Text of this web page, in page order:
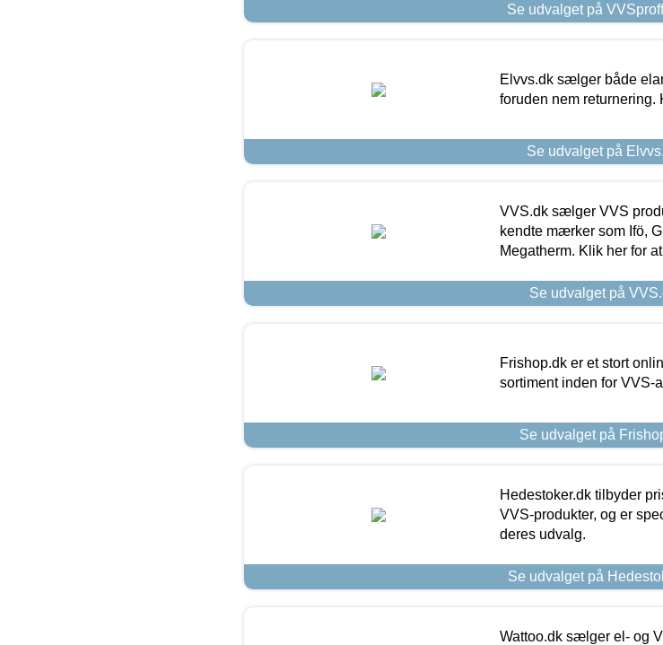
Se udvalget på
Elvvs.dk sælger både
foruden nem returnering.
Se udvalget på
VVS.dk sælger VVS
kendte mærker som Ifö,
Megatherm. Klik her for
Se udvalget på
Frishop.dk er et stort
sortiment inden for VVS-
Se udvalget på
Hedestoker.dk tilbyder
VVS-produkter, og er
deres udvalg.
Se udvalget på
Wattoo.dk sælger el- og